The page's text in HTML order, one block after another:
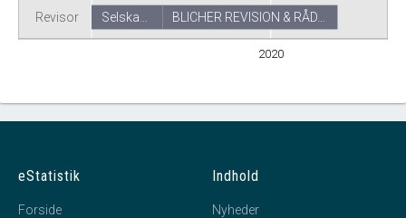
Revisor
2020
BLICHER REVISION & RÅD…
Selska…
eStatistik
Forside
Indhold
Nyheder